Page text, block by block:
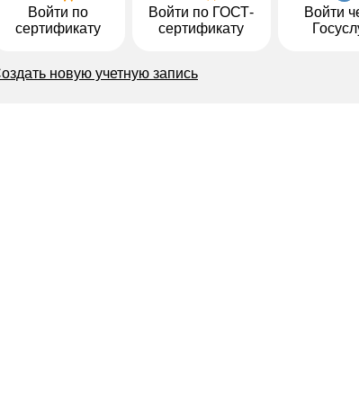
Войти по
сертификату
Войти по ГОСТ-
сертификату
Войти
новую учетную запись